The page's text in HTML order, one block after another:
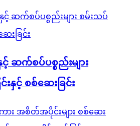
ဆက်စပ်ပစ္စည်းများ
းနှင့် စစ်ဆေးခြင်း